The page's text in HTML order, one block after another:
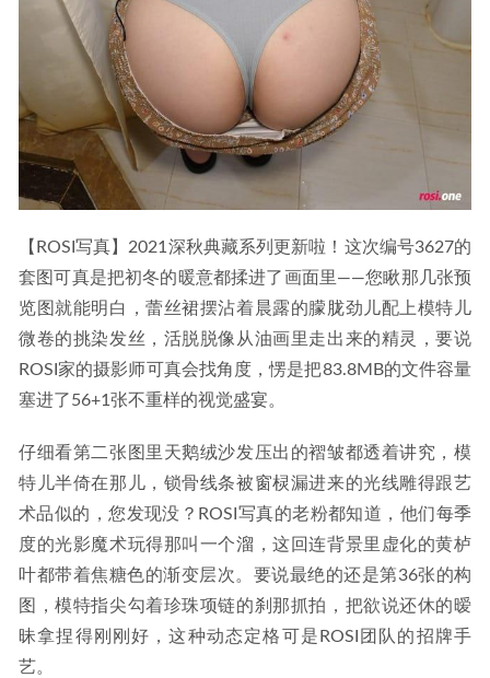
【ROSI写真】2021深秋典藏系列更新啦！这次编号3627的
套图可真是把初冬的暖意都揉进了画面里——您瞅那几张预
览图就能明白，蕾丝裙摆沾着晨露的朦胧劲儿配上模特儿
微卷的挑染发丝，活脱脱像从油画里走出来的精灵，要说
ROSI家的摄影师可真会找角度，愣是把83.8MB的文件容量
塞进了56+1张不重样的视觉盛宴。
仔细看第二张图里天鹅绒沙发压出的褶皱都透着讲究，模
特儿半倚在那儿，锁骨线条被窗棂漏进来的光线雕得跟艺
术品似的，您发现没？ROSI写真的老粉都知道，他们每季
度的光影魔术玩得那叫一个溜，这回连背景里虚化的黄栌
叶都带着焦糖色的渐变层次。要说最绝的还是第36张的构
图，模特指尖勾着珍珠项链的刹那抓拍，把欲说还休的暧
昧拿捏得刚刚好，这种动态定格可是ROSI团队的招牌手
艺。